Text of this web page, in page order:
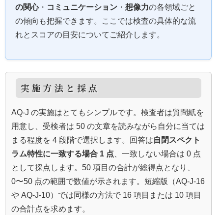
の関心・ コミュニケーション ・ 想像力の各領域ごと
の傾向も把握できます。ここでは検査の具体的な流
れとスコアの目安についてご紹介します。
実施方法と採点
AQ‑J の実施はとてもシンプルです。検査者は質問紙を
用意し、受検者は 50 の文章を読みながら自分に当ては
まる程度を 4 段階で選択します。回答は自閉スペクト
ラム特性に一致する場合 1 点 、一致しない場合は 0 点
として採点します。50 項目の合計が総得点となり、
0〜50 点の範囲で数値が示されます。短縮版（AQ‑J‑16
や AQ‑J‑10）では同様の方法で 16 項目または 10 項目
の合計点を求めます。